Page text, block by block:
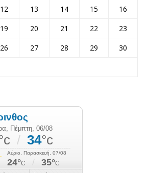
12 13 14 15
16
19 20 21 22
23
26 27 28 29
30